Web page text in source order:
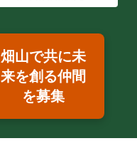
畑山で共に未
来を創る仲間
を募集